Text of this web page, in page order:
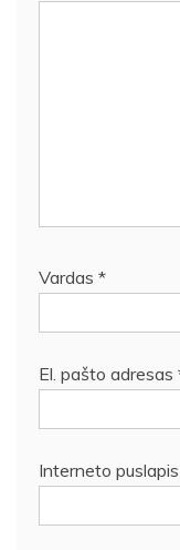
Vardas *
El. pašto adresas
Interneto puslapis